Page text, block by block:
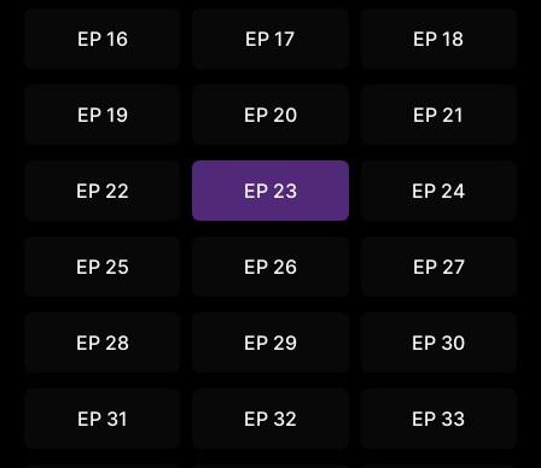
EP 16 EP 17 EP 18
EP 19 EP 20 EP 21
EP 22 EP 23 EP 24
EP 25 EP 26 EP 27
EP 28 EP 29 EP 30
EP 31 EP 32 EP 33